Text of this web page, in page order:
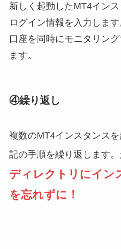
新しく起動したMT4イン
ログイン情報を入力しま
口座を同時にモニタリン
ます。
④繰り返し
複数のMT4インスタンス
記の手順を繰り返します。
ディレクトリにイン
を忘れずに！